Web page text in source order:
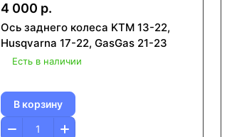
4 000 р.
Ось заднего колеса KTM 13-22,
Husqvarna 17-22, GasGas 21-23
Есть в наличии
В корзину